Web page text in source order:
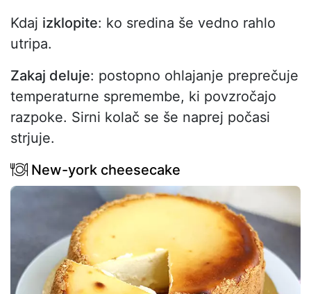
Kdaj izklopite: ko sredina še vedno rahlo
utripa.
Zakaj deluje: postopno ohlajanje preprečuje
temperaturne spremembe, ki povzročajo
razpoke. Sirni kolač se še naprej počasi
strjuje.
New-york cheesecake